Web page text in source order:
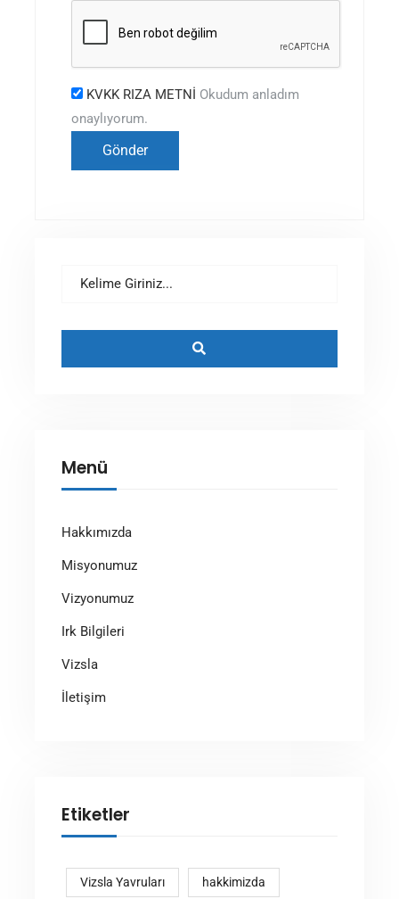
KVKK RIZA METNİ Okudum anladım
onaylıyorum.
Menü
Hakkımızda
Misyonumuz
Vizyonumuz
Irk Bilgileri
Vizsla
İletişim
Etiketler
Vizsla Yavruları hakkimizda